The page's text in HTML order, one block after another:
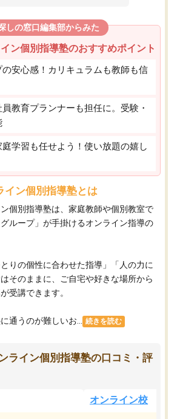
しの窓口編集部からみた
ン個別指導塾のおすすめポイント
の安心感！カリキュラムも教師も信
教育プランナーも担任に。受験・
学習も任せよう！使い放題の嬉し
イン個別指導塾とは
個別指導塾は、家庭教師や個別教室で
ループ」が手掛けるオンライン指導の
りの個性に合わせた指導」「人の力に
そのままに、ご自宅や好きな場所から
受講できます。
通うのが難しいお... 続きを読む
ライン個別指導塾の口コミ・評
オンライン校